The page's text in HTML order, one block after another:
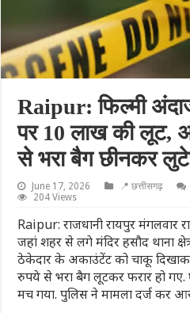
Raipur: फिल्मी
पर 10 लाख की लूट,
से भरा बैग छीनकर
June 17, 2026 📍 छत्तीसगढ़
204 Views
Raipur: राजधानी रायपुर मंगलवार
जहां शहर से लगे मंदिर हसौद थाना
ठेकेदार के अकाउंटेंट को चाकू
रुपये से भरा बैग लूटकर फरार हो
मच गया. पुलिस ने मामला दर्ज कर